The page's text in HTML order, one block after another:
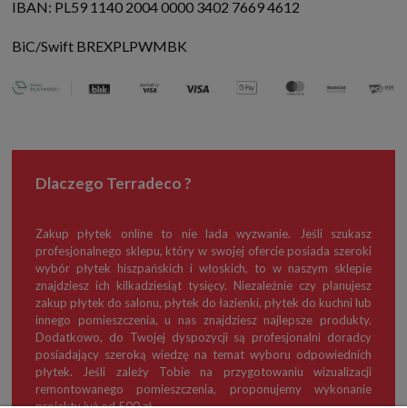
IBAN: PL59 1140 2004 0000 3402 7669 4612
BiC/Swift BREXPLPWMBK
Dlaczego Terradeco ?
Zakup płytek online to nie lada wyzwanie. Jeśli szukasz
profesjonalnego sklepu, który w swojej ofercie posiada szeroki
wybór płytek hiszpańskich i włoskich, to w naszym sklepie
znajdziesz ich kilkadziesiąt tysięcy. Niezależnie czy planujesz
zakup płytek do salonu, płytek do łazienki, płytek do kuchni lub
innego pomieszczenia, u nas znajdziesz najlepsze produkty.
Dodatkowo, do Twojej dyspozycji są profesjonalni doradcy
posiadający szeroką wiedzę na temat wyboru odpowiednich
płytek. Jeśli zależy Tobie na przygotowaniu wizualizacji
remontowanego pomieszczenia, proponujemy wykonanie